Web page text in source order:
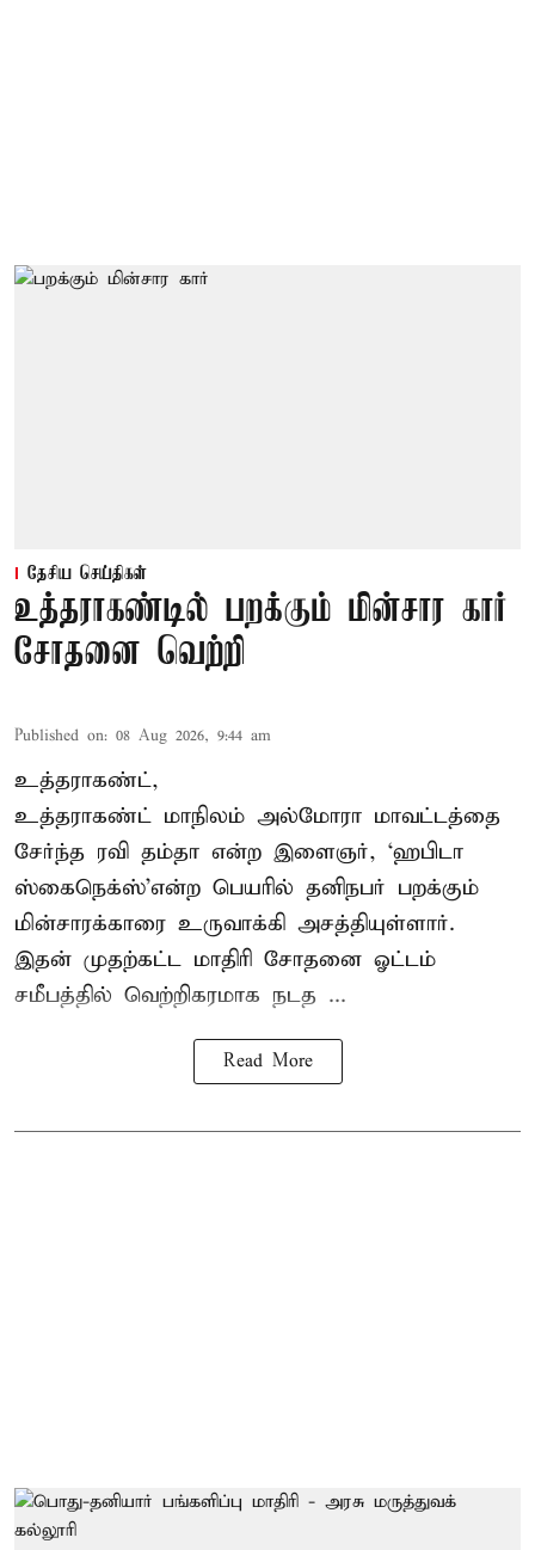
தேசிய செய்திகள்
உத்தராகண்டில் பறக்கும் மின்சார கார்
சோதனை வெற்றி
Published on: 08 Aug 2026, 9:44 am
உத்தராகண்ட்,
உத்தராகண்ட் மாநிலம் அல்மோரா மாவட்டத்தை
சேர்ந்த ரவி தம்தா என்ற இளைஞர், ‘ஹபிடா
ஸ்கைநெக்ஸ்’என்ற பெயரில் தனிநபர் பறக்கும்
மின்சாரக்காரை உருவாக்கி அசத்தியுள்ளார்.
இதன் முதற்கட்ட மாதிரி சோதனை ஓட்டம்
சமீபத்தில் வெற்றிகரமாக நடத ...
Read More